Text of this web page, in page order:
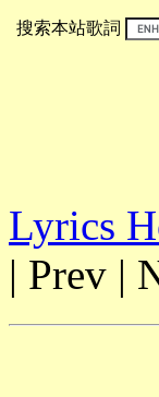
搜索本站歌詞
Lyrics
| Prev |